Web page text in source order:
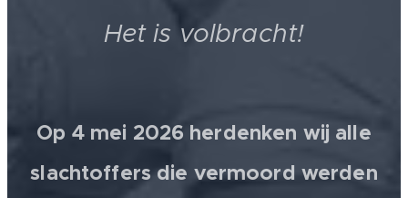
Het is volbracht!
Op 4 mei 2026 herdenken wij alle
slachtoffers die vermoord werden